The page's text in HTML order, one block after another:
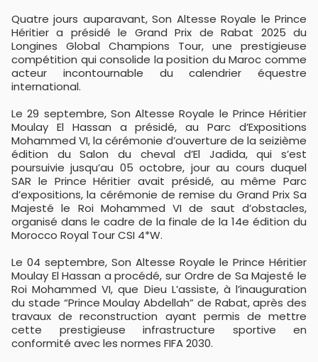
Quatre jours auparavant, Son Altesse Royale le Prince
Héritier a présidé le Grand Prix de Rabat 2025 du
Longines Global Champions Tour, une prestigieuse
compétition qui consolide la position du Maroc comme
acteur incontournable du calendrier équestre
international.
Le 29 septembre, Son Altesse Royale le Prince Héritier
Moulay El Hassan a présidé, au Parc d’Expositions
Mohammed VI, la cérémonie d’ouverture de la seizième
édition du Salon du cheval d’El Jadida, qui s’est
poursuivie jusqu’au 05 octobre, jour au cours duquel
SAR le Prince Héritier avait présidé, au même Parc
d’expositions, la cérémonie de remise du Grand Prix Sa
Majesté le Roi Mohammed VI de saut d’obstacles,
organisé dans le cadre de la finale de la 14e édition du
Morocco Royal Tour CSI 4*W.
Le 04 septembre, Son Altesse Royale le Prince Héritier
Moulay El Hassan a procédé, sur Ordre de Sa Majesté le
Roi Mohammed VI, que Dieu L’assiste, à l’inauguration
du stade “Prince Moulay Abdellah” de Rabat, après des
travaux de reconstruction ayant permis de mettre
cette prestigieuse infrastructure sportive en
conformité avec les normes FIFA 2030.